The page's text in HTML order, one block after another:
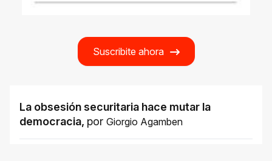
Suscribite ahora
La obsesión securitaria hace mutar la
democracia, por Giorgio Agamben